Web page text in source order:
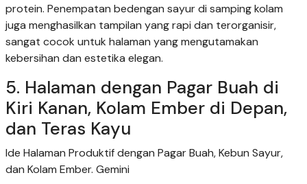
protein. Penempatan bedengan sayur di samping kolam
juga menghasilkan tampilan yang rapi dan terorganisir,
sangat cocok untuk halaman yang mengutamakan
kebersihan dan estetika elegan.
5. Halaman dengan Pagar Buah di
Kiri Kanan, Kolam Ember di Depan,
dan Teras Kayu
Ide Halaman Produktif dengan Pagar Buah, Kebun Sayur,
dan Kolam Ember. Gemini